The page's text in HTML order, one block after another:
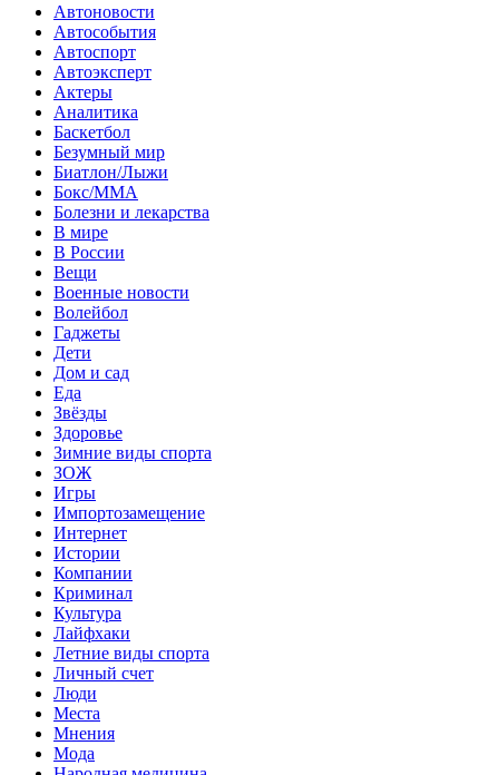
Автоновости
Автособытия
Автоспорт
Автоэксперт
Актеры
Аналитика
Баскетбол
Безумный мир
Биатлон/Лыжи
Бокс/MMA
Болезни и лекарства
В мире
В России
Вещи
Военные новости
Волейбол
Гаджеты
Дети
Дом и сад
Еда
Звёзды
Здоровье
Зимние виды спорта
ЗОЖ
Игры
Импортозамещение
Интернет
Истории
Компании
Криминал
Культура
Лайфхаки
Летние виды спорта
Личный счет
Люди
Места
Мнения
Мода